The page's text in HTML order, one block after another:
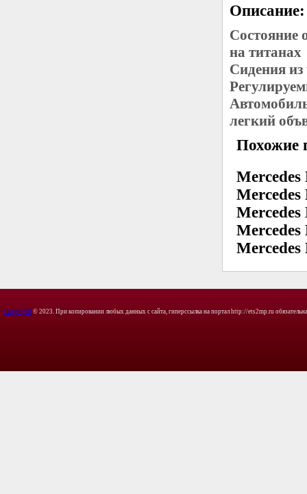
Описание:
Состояние
на
Сидения
легкий
Похожие
Mercedes
Mercedes
Mercedes
Mercedes
Copyright © 2023. При копировании любых данных с сайта, гиперссылка на портал http://ets2mp.ru